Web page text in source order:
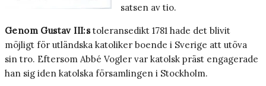
satsen av tio.
Genom Gustav III:stoleransedikt 1781 hade det blivit
möjligt för utländska katoliker boen­de i Sverige att utöva
sin tro. Eftersom Abbé Vogler var katolsk präst engagerade
han sig iden katolska församlingen i Stockholm.